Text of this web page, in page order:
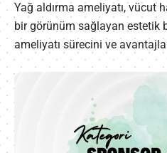
Yağ aldırma ameliyatı, vücut
bir görünüm sağlayan estetik
ameliyatı sürecini ve